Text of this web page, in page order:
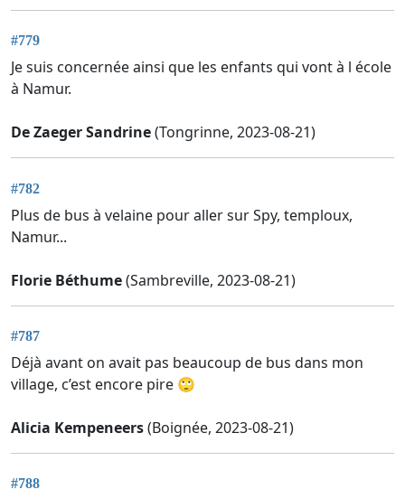
#779
Je suis concernée ainsi que les enfants qui vont à l école
à Namur.
De Zaeger Sandrine(Tongrinne, 2023-08-21)
#782
Plus de bus à velaine pour aller sur Spy, temploux,
Namur...
Florie Béthume(Sambreville, 2023-08-21)
#787
Déjà avant on avait pas beaucoup de bus dans mon
village, c’est encore pire 🙄
Alicia Kempeneers(Boignée, 2023-08-21)
#788